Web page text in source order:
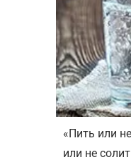
«Пить или
или не